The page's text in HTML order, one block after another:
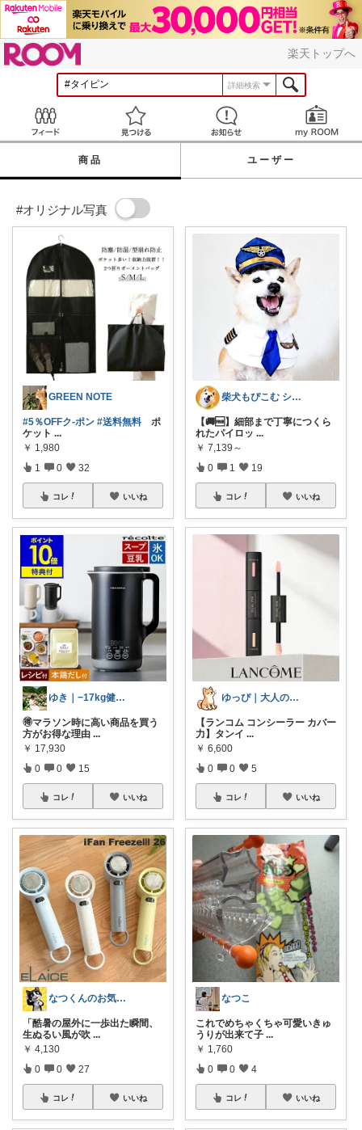
楽天トップへ
詳細検索
見つける お知らせ
商品 ユーザー
#オリジナル写真
GREEN NOTE
#5％OFFク-ポン #送料無料 ポ
ケット ...
￥ 1,980
1 0 32
コレ いいね
ゆき｜−17kg健康セレクトショップ
🉐マラソン時に高い商品を買う
方がお得な理由 ...
￥ 17,930
0 0 15
コレ いいね
なつくんのお気に♥
「酷暑の屋外に一歩出た瞬間、
生ぬるい風が吹 ...
￥ 4,130
0 0 27
コレ いいね
柴犬もぴこむ シニア犬との素敵な暮らし
【🚚🆓️】細部まで丁寧につくら
れたパイロッ ...
￥ 7,139～
0 1 19
コレ いいね
ゆっぴ｜大人のスキンケア
【ランコム コンシーラー カバー
力】タンイ ...
￥ 6,600
0 0 5
コレ いいね
なつこ
これでめちゃくちゃ可愛いきゅ
うりが出来て子 ...
￥ 1,760
0 0 4
コレ いいね